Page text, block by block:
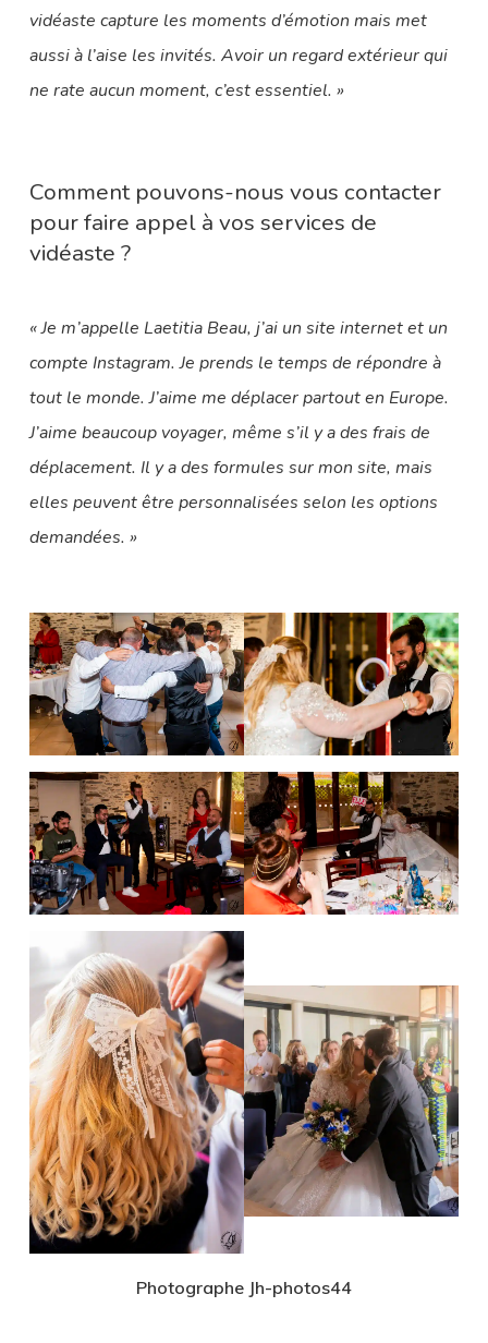
vidéaste capture les moments d’émotion mais met
aussi à l’aise les invités. Avoir un regard extérieur qui
ne rate aucun moment, c’est essentiel. »
Comment pouvons-nous vous contacter
pour faire appel à vos services de
vidéaste ?
« Je m’appelle Laetitia Beau, j’ai un site internet et un
compte Instagram. Je prends le temps de répondre à
tout le monde. J’aime me déplacer partout en Europe.
J’aime beaucoup voyager, même s’il y a des frais de
déplacement. Il y a des formules sur mon site, mais
elles peuvent être personnalisées selon les options
demandées. »
Photographe Jh-photos44